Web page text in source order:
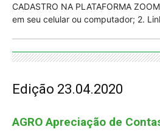
CADASTRO NA PLATAFORMA
em seu celular ou computador; 2.
Edição 23.04.2020
AGRO Apreciação de